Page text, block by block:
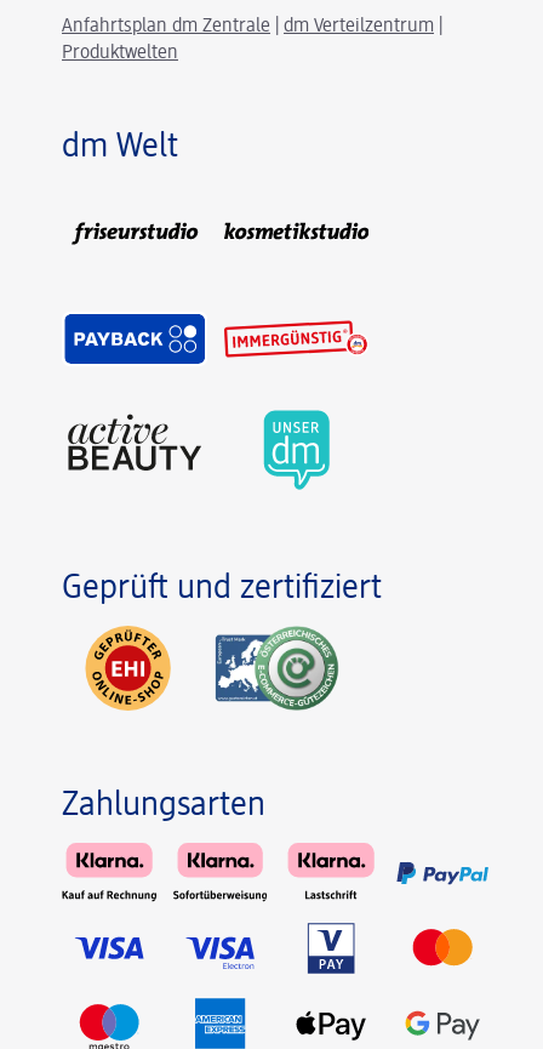
Anfahrtsplan dm Zentrale dm Verteilzentrum
Produktwelten
dm Welt
Geprüft und zertifiziert
Zahlungsarten